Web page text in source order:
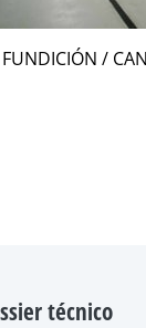
FUNDICIÓN /
técnico